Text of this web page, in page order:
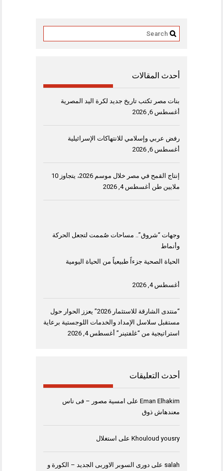
أحدث المقالات
بنات مصر تكتب تاريخ جديد لكرة اليد المصرية
أغسطس 6, 2026
رفض عربي وإسلامي للانتهاكات الإسرائيلية
أغسطس 6, 2026
إنتاج القمح في مصر خلال موسم 2026، يتجاوز 10
ملايين طن أغسطس 4, 2026
وجهات “شروق”.. مساحات صُممت لتجعل الحركة
وأنماط
الحياة الصحية جزءاً طبيعياً من الحياة اليومية
أغسطس 4, 2026
“منتدى الشارقة للاستثمار 2026” يعزز الحوار حول
مستقبل سلاسل الإمداد والخدمات اللوجستية برعاية
استراتيجية من “غلفتينر” أغسطس 4, 2026
أحدث التعليقات
Eman Elhakim على امسية مصور – فى ناس
معندهاش ذوق
Khouloud yousry على استغلال
salah على دورى السوبر الاوربى الجديد – الكورة و